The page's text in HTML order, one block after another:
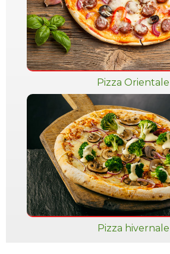
Pizza Orientale
Pizza hivernale